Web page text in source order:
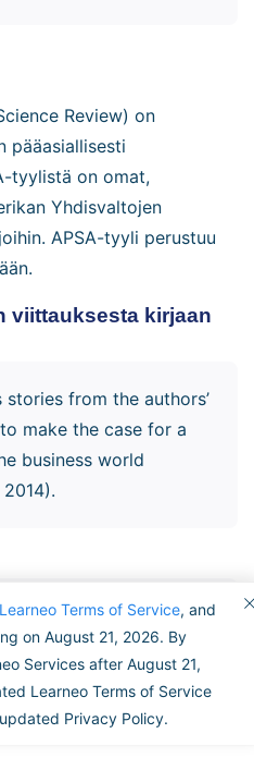
Learneo Terms of Service, and
on August 21, 2026. By
Services after August 21,
Learneo Terms of Service
Privacy Policy.
Review) on
pääasiallisesti
tyylistä on omat,
Yhdisvaltojen
APSA-tyyli perustuu
viittauksesta kirjaan
from the authors’
make the case for a
business world
Simmons. 2010.The
Creativity and
New Riders Press.